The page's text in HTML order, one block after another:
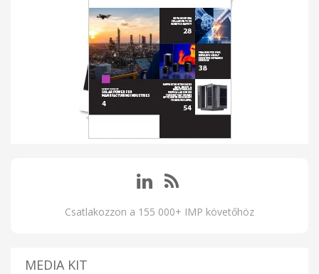
Csatlakozzon a 155 000+ IMP követőhöz
MEDIA KIT